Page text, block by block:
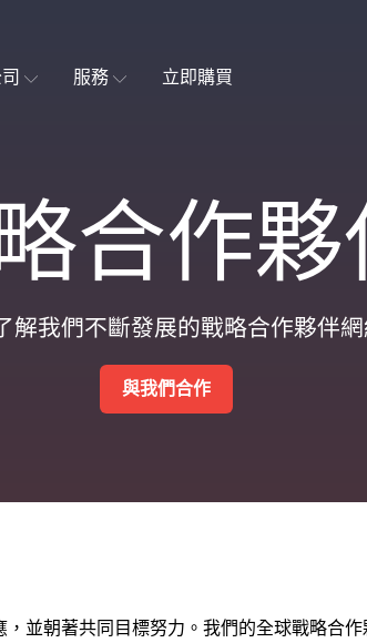
服務 立即購買
合作
解我們不斷發展的戰略合作夥伴
與我們合作
並朝著共同目標努力。我們的全球戰略合